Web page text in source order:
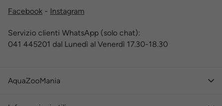
Facebook - Instagram
Servizio clienti WhatsApp (solo chat):
041 445201 dal Lunedì al Venerdì 17.30-18.30
AquaZooMania